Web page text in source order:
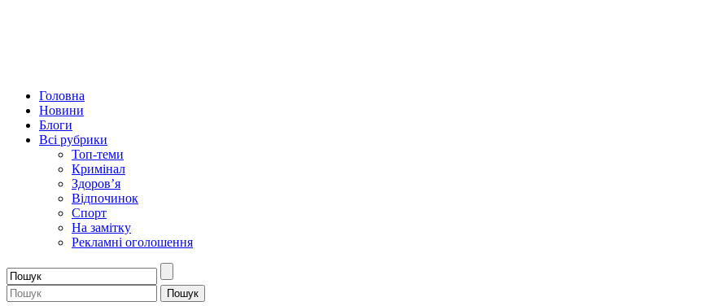
Головна
Новини
Блоги
Всі рубрики
Топ-теми
Кримінал
Здоров’я
Відпочинок
Спорт
На замітку
Рекламні оголошення